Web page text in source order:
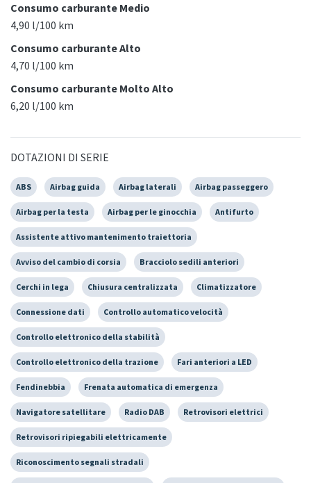
Consumo carburante Medio
4,90 l/100 km
Consumo carburante Alto
4,70 l/100 km
Consumo carburante Molto Alto
6,20 l/100 km
DOTAZIONI DI SERIE
ABS Airbag guida Airbag laterali Airbag passeggero
Airbag per la testa Airbag per le ginocchia Antifurto
Assistente attivo mantenimento traiettoria
Avviso del cambio di corsia Bracciolo sedili anteriori
Cerchi in lega Chiusura centralizzata Climatizzatore
Connessione dati Controllo automatico velocità
Controllo elettronico della stabilità
Controllo elettronico della trazione Fari anteriori a LED
Fendinebbia Frenata automatica di emergenza
Navigatore satellitare Radio DAB Retrovisori elettrici
Retrovisori ripiegabili elettricamente
Riconoscimento segnali stradali